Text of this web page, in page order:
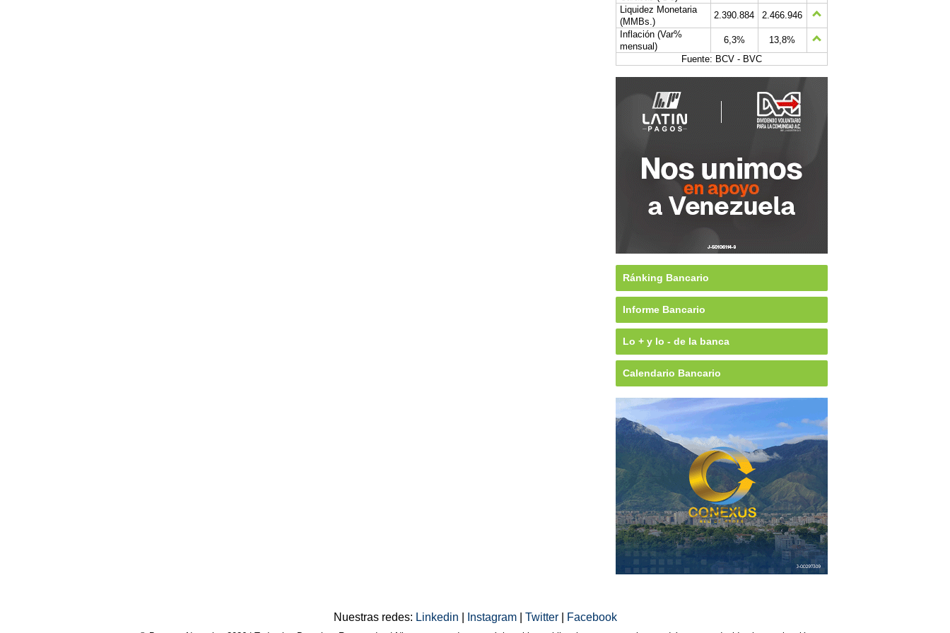
Liquidez Monetaria
(MMBs.)
2.390.884
2.466.946
Inflación (Var%
mensual)
6,3%
13,8%
Fuente: BCV - BVC
Ránking Bancario
Informe Bancario
Lo + y lo - de la banca
Calendario Bancario
Nuestras redes: Linkedin Instagram Twitter Facebook